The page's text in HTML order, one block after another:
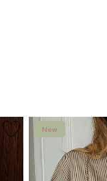
New